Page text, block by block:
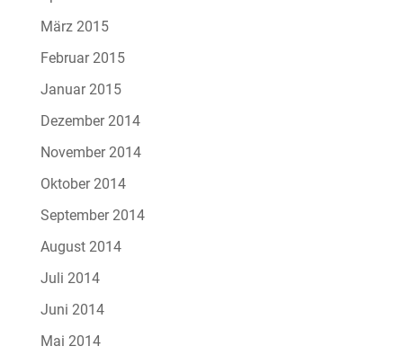
März 2015
Februar 2015
Januar 2015
Dezember 2014
November 2014
Oktober 2014
September 2014
August 2014
Juli 2014
Juni 2014
Mai 2014